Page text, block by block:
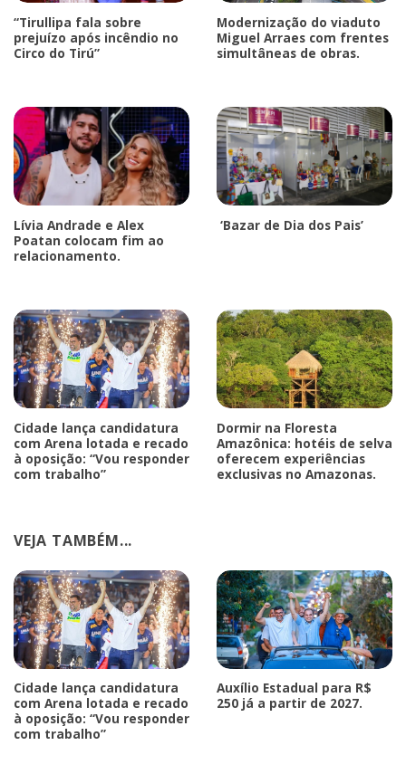
“Tirullipa fala sobre
prejuízo após incêndio no
Circo do Tirú”
Modernização do viaduto
Miguel Arraes com frentes
simultâneas de obras.
Lívia Andrade e Alex
Poatan colocam fim ao
relacionamento.
‘Bazar de Dia dos Pais’
Cidade lança candidatura
com Arena lotada e recado
à oposição: “Vou responder
com trabalho”
Dormir na Floresta
Amazônica: hotéis de selva
oferecem experiências
exclusivas no Amazonas.
VEJA TAMBÉM...
Cidade lança candidatura
com Arena lotada e recado
à oposição: “Vou responder
com trabalho”
Auxílio Estadual para R$
250 já a partir de 2027.